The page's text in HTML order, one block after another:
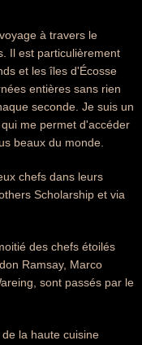
à travers le
Il est particulièrement
et les îles d'Écosse
entières sans rien
seconde. Je suis un
me permet d'accéder
beaux du monde.
chefs dans leurs
Scholarship et via
des chefs étoilés
Ramsay, Marco
sont passés par le
la haute cuisine